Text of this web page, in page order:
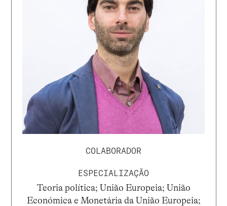
COLABORADOR
ESPECIALIZAÇÃO
Teoria política; União Europeia; União
Económica e Monetária da União Europeia;